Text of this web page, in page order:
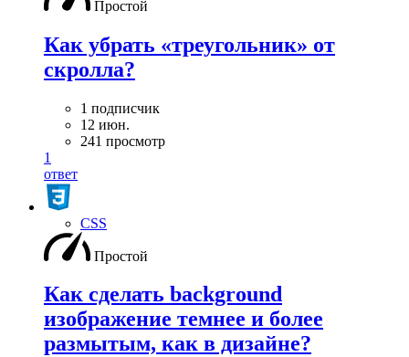
Простой
Как убрать «треугольник» от
скролла?
1 подписчик
12 июн.
241 просмотр
1
ответ
CSS
Простой
Как сделать background
изображение темнее и более
размытым, как в дизайне?